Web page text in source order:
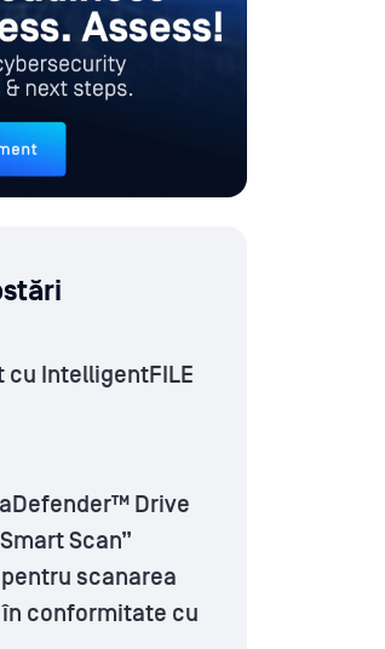
cu IntelligentFILE
Drive
Scan”
scanarea
conformitate cu